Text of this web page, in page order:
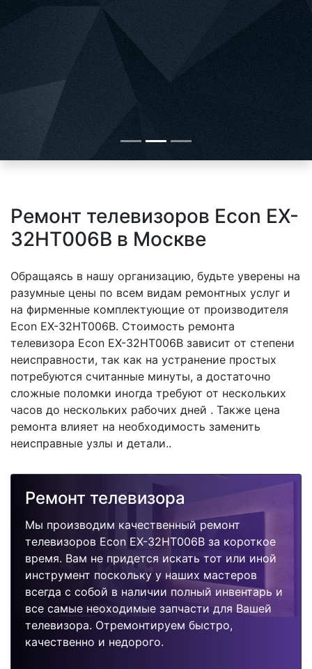
Ремонт телевизоров Econ EX-
32HT006B в Москве
Обращаясь в нашу организацию, будьте уверены на
разумные цены по всем видам ремонтных услуг и
на фирменные комплектующие от производителя
Econ EX-32HT006B. Стоимость ремонта
телевизора Econ EX-32HT006B зависит от степени
неисправности, так как на устранение простых
потребуются считанные минуты, а достаточно
сложные поломки иногда требуют от нескольких
часов до нескольких рабочих дней . Также цена
ремонта влияет на необходимость заменить
неисправные узлы и детали..
Ремонт телевизора
Мы производим качественный ремонт
телевизоров Econ EX-32HT006B за короткое
время. Вам не придется искать тот или иной
инструмент поскольку у наших мастеров
всегда с собой в наличии полный инвентарь и
все самые неоходимые запчасти для Вашей
телевизора. Отремонтируем быстро,
качественно и недорого.